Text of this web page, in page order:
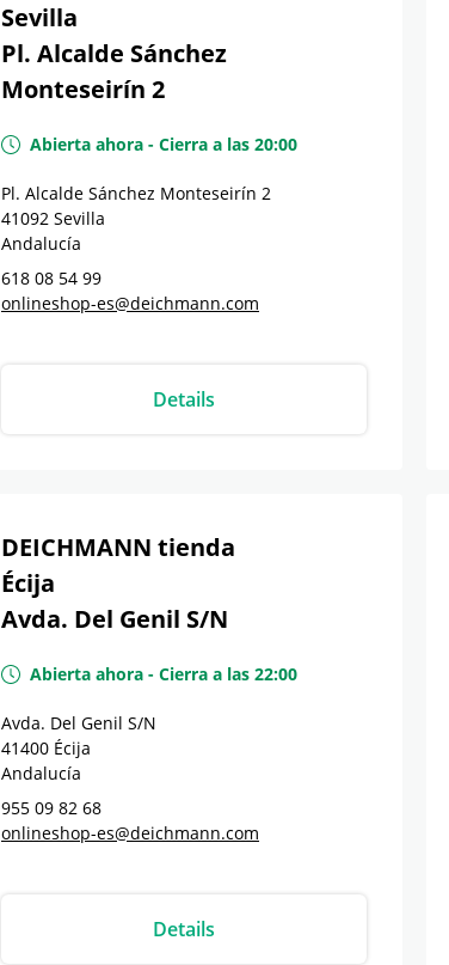
Sevilla
Pl. Alcalde Sánchez
Monteseirín 2
Abierta ahora - Cierra a las 20:00
Pl. Alcalde Sánchez Monteseirín 2
41092 Sevilla
Andalucía
618 08 54 99
onlineshop-es@deichmann.com
Details
DEICHMANN tienda
Écija
Avda. Del Genil S/N
Abierta ahora - Cierra a las 22:00
Avda. Del Genil S/N
41400 Écija
Andalucía
955 09 82 68
onlineshop-es@deichmann.com
Details